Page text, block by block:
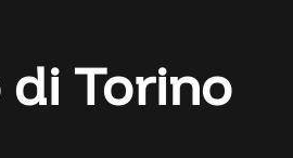
Torino